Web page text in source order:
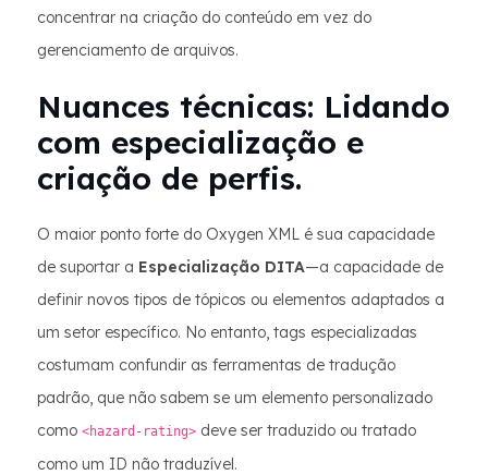
concentrar na criação do conteúdo em vez do
gerenciamento de arquivos.
Nuances técnicas: Lidando
com especialização e
criação de perfis.
O maior ponto forte do Oxygen XML é sua capacidade
de suportar a Especialização DITA—a capacidade de
definir novos tipos de tópicos ou elementos adaptados a
um setor específico. No entanto, tags especializadas
costumam confundir as ferramentas de tradução
padrão, que não sabem se um elemento personalizado
como <hazard-rating> deve ser traduzido ou tratado
como um ID não traduzível.